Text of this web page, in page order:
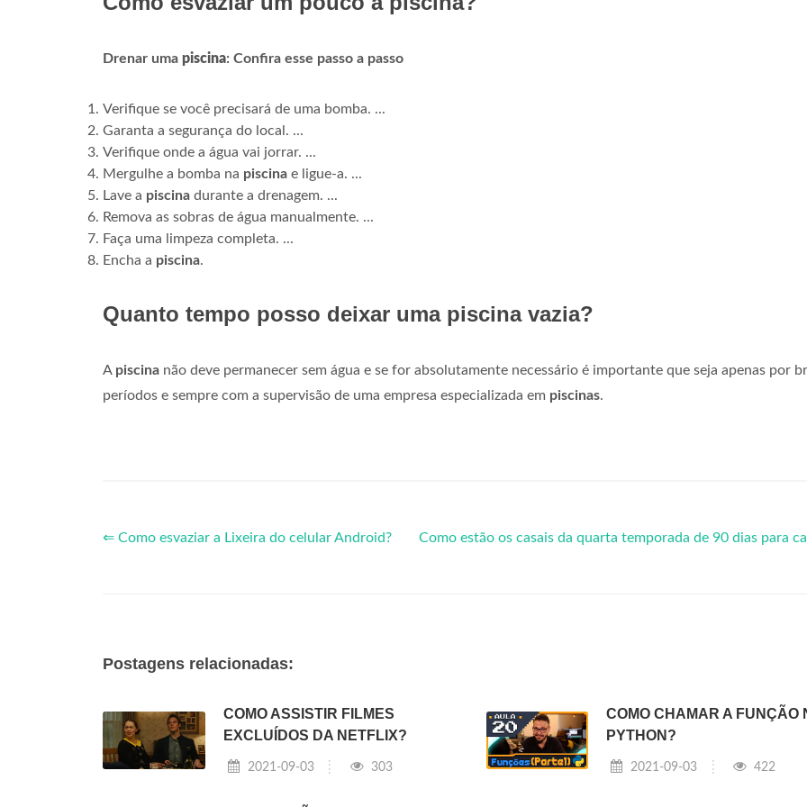
Drenar uma piscina: Confira esse passo a passo
Verifique se você precisará de uma bomba. ...
Garanta a segurança do local. ...
Verifique onde a água vai jorrar. ...
Mergulhe a bomba na piscina e ligue-a. ...
Lave a piscina durante a drenagem. ...
Remova as sobras de água manualmente. ...
Faça uma limpeza completa. ...
Encha a piscina.
Quanto tempo posso deixar uma piscina vazia?
A piscina não deve permanecer sem água e se for absolutamente necessário é importante que seja apenas por
períodos e sempre com a supervisão de uma empresa especializada em piscinas.
⇐ Como esvaziar a Lixeira do celular Android? Como estão os casais da quarta temporada de 90 dias para
Postagens relacionadas:
COMO ASSISTIR FILMES
EXCLUÍDOS DA NETFLIX?
2021-09-03 303
COMO CHAMAR A FUNÇÃO
PYTHON?
2021-09-03 422